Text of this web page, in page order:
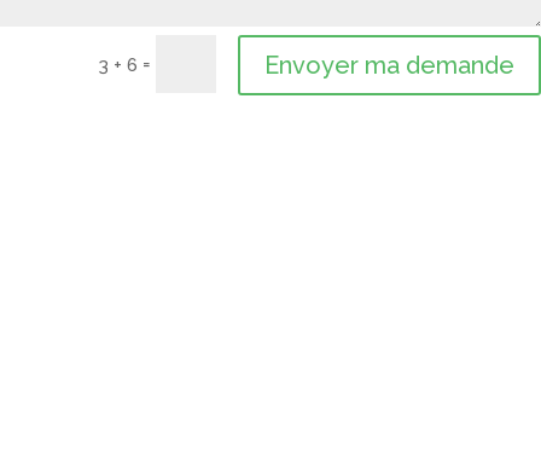
3 + 6 = Envoyer ma demande